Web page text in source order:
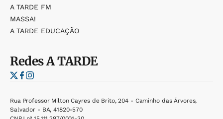
A TARDE FM
MASSA!
A TARDE EDUCAÇÃO
RedesA TARDE
Rua Professor Milton Cayres de Brito, 204 - Caminho das Árvores,
Salvador - BA, 41820-570